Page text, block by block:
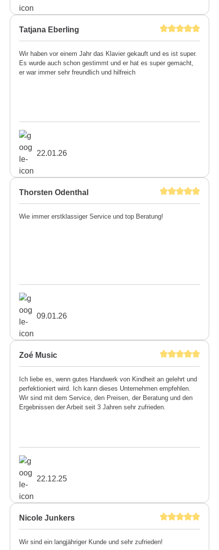
Tatjana Eberling
Wir haben vor einem Jahr das Klavier gekauft und es ist super.
Es wurde auch schon gestimmt und er hat es super gemacht,
er war immer sehr freundlich und hilfreich
22.01.26
Thorsten Odenthal
Wie immer erstklassiger Service und top Beratung!
09.01.26
Zoé Music
Ich liebe es, wenn gutes Handwerk von Kindheit an gelehrt und
perfektioniert wird. Ich kann dieses Unternehmen empfehlen.
Wir sind mit dem Service, den Preisen, der Beratung und den
Ergebnissen der Arbeit seit 3 Jahren sehr zufrieden.
22.12.25
Nicole Junkers
Wir sind ein langjähriger Kunde und sehr zufrieden!